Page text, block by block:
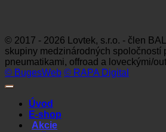
© 2017 - 2026 Lovtek, s.r.o. - člen
skupiny medzinárodných spoločností
pneumatikami, offroad a loveckými/
© BugesWeb © RAPA Digital
Úvod
E-shop
Akcie